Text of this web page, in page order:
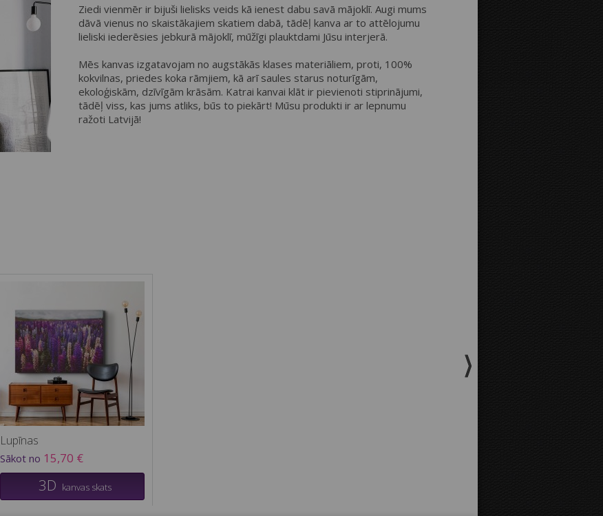
Attālums līdz malām:
Bilde uz kanvas malām:
Ziedi vienmēr ir bijuši lielisks veids kā ienest dabu savā mājoklī. Augi mums
dāvā vienus no skaistākajiem skatiem dabā, tādēļ kanva ar to attēlojumu
lieliski iederēsies jebkurā mājoklī, mūžīgi plauktdami Jūsu interjerā.
Mēs kanvas izgatavojam no augstākās klases materiāliem, proti, 100%
kokvilnas, priedes koka rāmjiem, kā arī saules starus noturīgām,
ekoloģiskām, dzīvīgām krāsām. Katrai kanvai klāt ir pievienoti stiprinājumi,
tādēļ viss, kas jums atliks, būs to piekārt! Mūsu produkti ir ar lepnumu
ražoti Latvijā!
Lupīnas
Sākot no 15,70 €
3D kanvas skats